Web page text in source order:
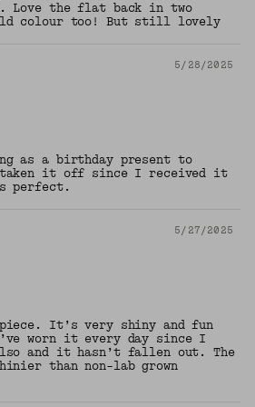
Love the flat back in two
colour too! But still lovely
5/28/2025
as a birthday present to
taken it off since I received it
perfect.
5/27/2025
It’s very shiny and fun
worn it every day since I
and it hasn’t fallen out. The
than non-lab grown